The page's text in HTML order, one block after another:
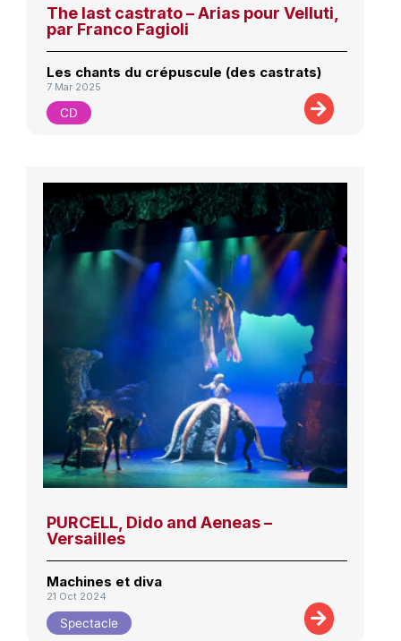
The last castrato – Arias pour Velluti,
par Franco Fagioli
Les chants du crépuscule (des castrats)
7 Mar 2025
CD
PURCELL, Dido and Aeneas –
Versailles
Machines et diva
21 Oct 2024
Spectacle